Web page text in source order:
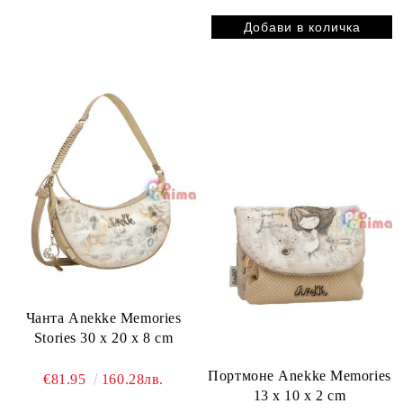
Чанта Anekke Memories
Stories 30 x 20 x 8 cm
€81.95 160.28лв.
Портмоне Anekke Memories
13 x 10 x 2 cm